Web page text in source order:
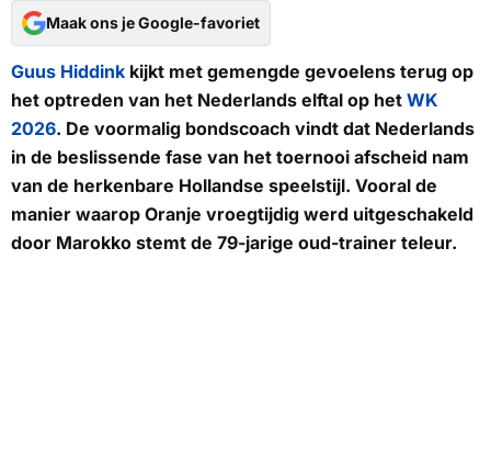
Maak ons je Google-favoriet
Guus Hiddink kijkt met gemengde gevoelens terug op
het optreden van het Nederlands elftal op het WK
2026. De voormalig bondscoach vindt dat Nederlands
in de beslissende fase van het toernooi afscheid nam
van de herkenbare Hollandse speelstijl. Vooral de
manier waarop Oranje vroegtijdig werd uitgeschakeld
door Marokko stemt de 79-jarige oud-trainer teleur.